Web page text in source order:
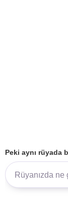
Peki aynı rüyada